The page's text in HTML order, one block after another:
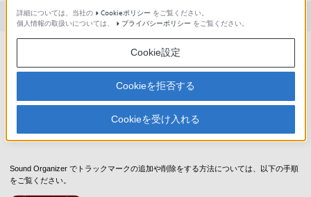
対象製品カテゴリー・製品
詳細
Sound Organizer でトラックマークの追加や削除をする方法については、以下の手順
をご覧ください。
詳細については、当社の
Cookieポリシー をご覧ください。
個人情報の取扱いについては、
プライバシーポリシー をご覧ください。
Cookie設定
Cookieを拒否する
Cookieを受け入れる